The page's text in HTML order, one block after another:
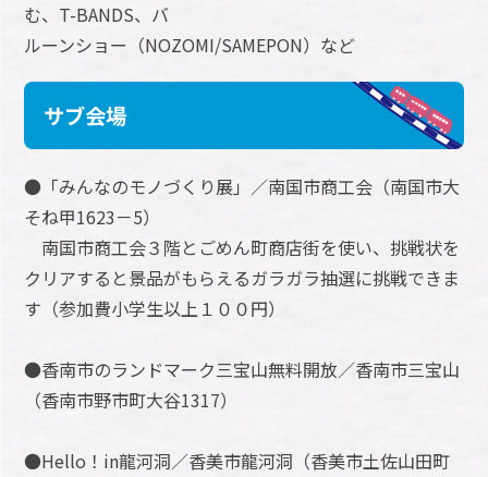
む、T-BANDS、バ
ルーンショー（NOZOMI/SAMEPON）など
サブ会場
●「みんなのモノづくり展」／南国市商工会（南国市大
そね甲1623－5）
南国市商工会３階とごめん町商店街を使い、挑戦状を
クリアすると景品がもらえるガラガラ抽選に挑戦できま
す（参加費小学生以上１００円）
●香南市のランドマーク三宝山無料開放／香南市三宝山
（香南市野市町大谷1317）
●Hello！in龍河洞／香美市龍河洞（香美市土佐山田町